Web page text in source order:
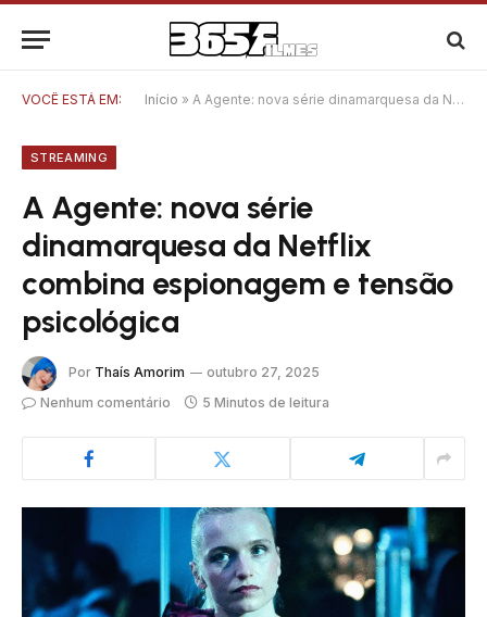
VOCÊ ESTÁ EM: Início » A Agente: nova série dinamarquesa da Netflix combina espionagem e tensão psicológica
STREAMING
A Agente: nova série
dinamarquesa da Netflix
combina espionagem e tensão
psicológica
Por Thaís Amorim
outubro 27, 2025
Nenhum comentário
5 Minutos de leitura